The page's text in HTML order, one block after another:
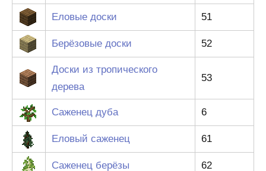
Еловые доски 51
Берёзовые доски 52
Доски из тропического
дерева
53
Саженец дуба 6
Еловый саженец 61
Саженец берёзы 62